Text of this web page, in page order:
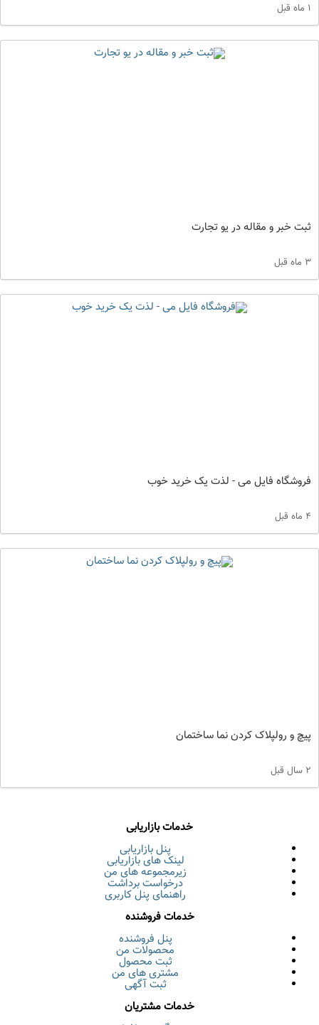
1 ماه قبل
ثبت خبر و مقاله در یو تجارت
3 ماه قبل
فروشگاه فایل می - لذت یک خرید خوب
4 ماه قبل
پیچ و رولپلاک کردن‌ نما ساختمان
2 سال قبل
خدمات بازاریابی
پنل بازاریابی
لینک های بازاریابی
زیرمجموعه های من
درخواست برداشت
راهنمای پنل کاربری
خدمات فروشنده
پنل فروشنده
محصولات من
ثبت محصول
مشتری های من
ثبت آگهی
خدمات مشتریان